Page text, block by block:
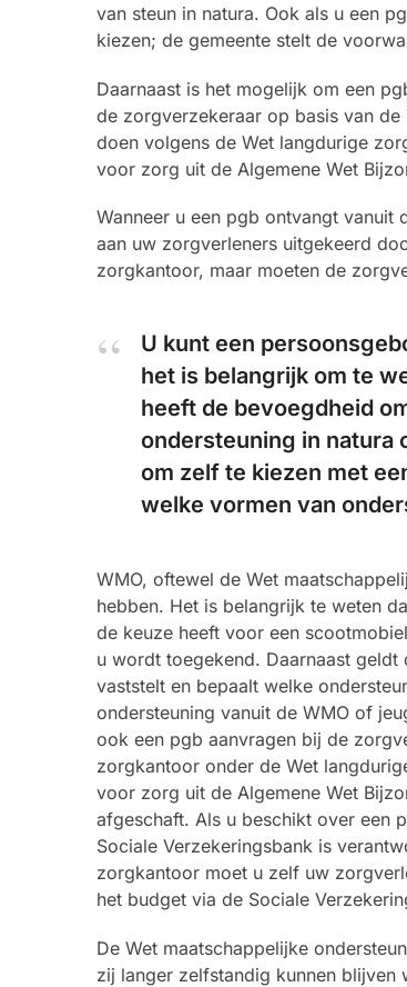
van steun in natura. Ook als u een
kiezen; de gemeente stelt de
Daarnaast is het mogelijk om een
de zorgverzekeraar op basis van
doen volgens de Wet langdurige
voor zorg uit de Algemene Wet
Wanneer u een pgb ontvangt
aan uw zorgverleners uitgekeerd
zorgkantoor, maar moeten de
U kunt een
het is belangrijk om te
heeft de bevoegdheid
ondersteuning in natura
om zelf te kiezen met
welke vormen van
WMO, oftewel de Wet
hebben. Het is belangrijk te weten
de keuze heeft voor een
u wordt toegekend. Daarnaast
vaststelt en bepaalt welke
ondersteuning vanuit de WMO of
ook een pgb aanvragen bij de
zorgkantoor onder de Wet
voor zorg uit de Algemene Wet
afgeschaft. Als u beschikt over een
Sociale Verzekeringsbank is
zorgkantoor moet u zelf uw
het budget via de Sociale
De Wet maatschappelijke
zij langer zelfstandig kunnen blijven